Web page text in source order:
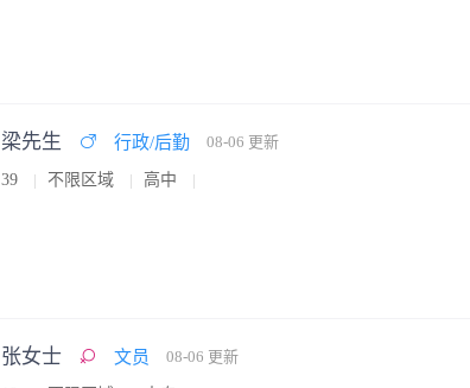
梁先生 行政/后勤 08-06 更新
39 不限区域 高中
张女士 文员 08-06 更新